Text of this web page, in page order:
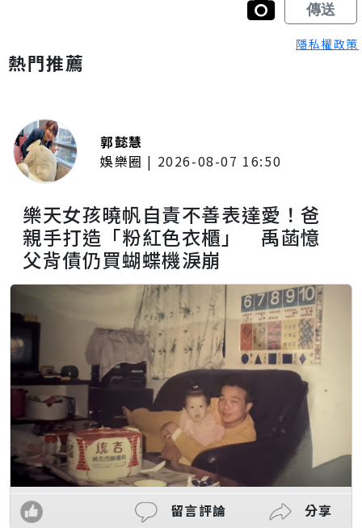
隱私權政策
熱門推薦
郭懿慧
娛樂圈 | 2026-08-07 16:50
樂天女孩曉帆自責不善表達愛！爸
親手打造「粉紅色衣櫃」 禹菡憶
父背債仍買蝴蝶機淚崩
留言評論 分享